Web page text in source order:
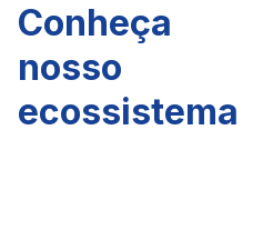
Conheça
nosso
ecossistema